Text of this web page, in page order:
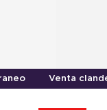
Venta